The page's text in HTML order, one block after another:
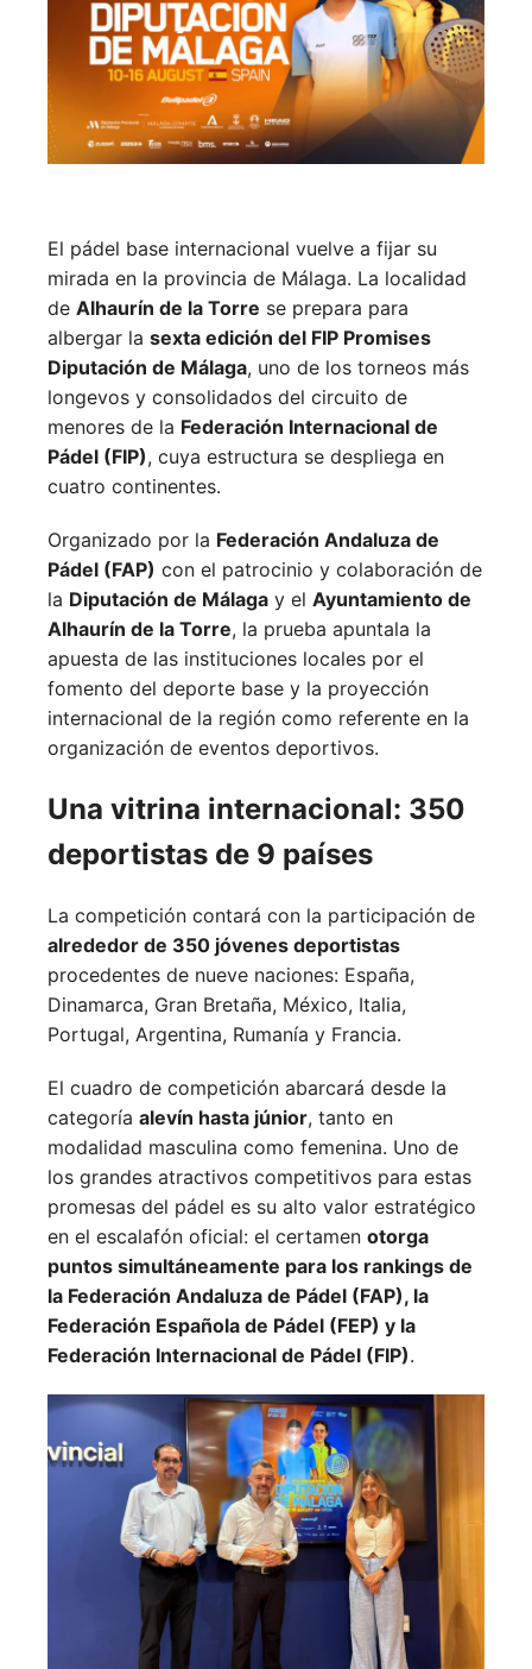
El pádel base internacional vuelve a fijar su
mirada en la provincia de Málaga. La localidad
de Alhaurín de la Torre se prepara para
albergar la sexta edición del FIP Promises
Diputación de Málaga, uno de los torneos más
longevos y consolidados del circuito de
menores de la Federación Internacional de
Pádel (FIP), cuya estructura se despliega en
cuatro continentes.
Organizado por la Federación Andaluza de
Pádel (FAP) con el patrocinio y colaboración de
la Diputación de Málaga y el Ayuntamiento de
Alhaurín de la Torre, la prueba apuntala la
apuesta de las instituciones locales por el
fomento del deporte base y la proyección
internacional de la región como referente en la
organización de eventos deportivos.
Una vitrina internacional: 350
deportistas de 9 países
La competición contará con la participación de
alrededor de 350 jóvenes deportistas
procedentes de nueve naciones: España,
Dinamarca, Gran Bretaña, México, Italia,
Portugal, Argentina, Rumanía y Francia.
El cuadro de competición abarcará desde la
categoría alevín hasta júnior, tanto en
modalidad masculina como femenina. Uno de
los grandes atractivos competitivos para estas
promesas del pádel es su alto valor estratégico
en el escalafón oficial: el certamen otorga
puntos simultáneamente para los rankings de
la Federación Andaluza de Pádel (FAP), la
Federación Española de Pádel (FEP) y la
Federación Internacional de Pádel (FIP).